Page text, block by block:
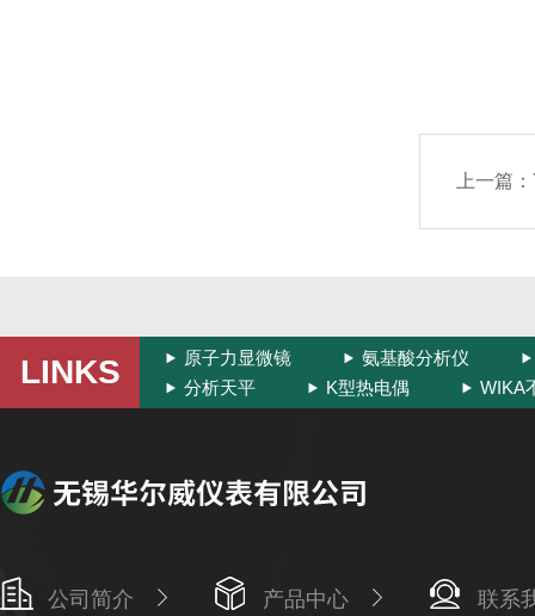
上一篇：
LINKS 原子力显微镜
氨基酸分析仪
分析天平
K型热电偶 WIKA
公司简介 产品中心 联系